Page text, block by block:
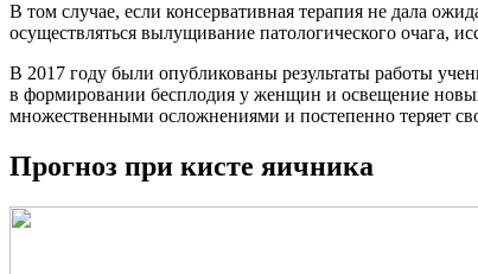
В том случае, если консервативная терапия не дала
осуществляться вылущивание патологического очага,
В 2017 году были опубликованы результаты работы
в формировании бесплодия у женщин и освещение
множественными осложнениями и постепенно теряет
Прогноз при кисте яичника